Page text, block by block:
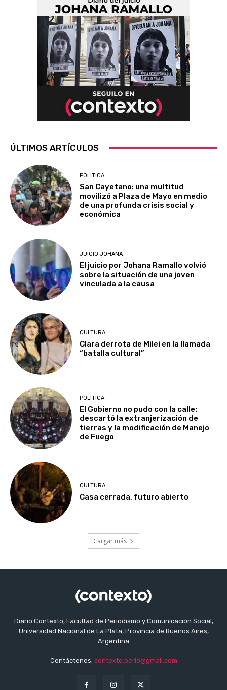
ÚLTIMOS ARTÍCULOS
POLITICA
San Cayetano: una multitud
movilizó a Plaza de Mayo en medio
de una profunda crisis social y
económica
JUICIO JOHANA
El juicio por Johana Ramallo volvió
sobre la situación de una joven
vinculada a la causa
CULTURA
Clara derrota de Milei en la llamada
“batalla cultural”
POLITICA
El Gobierno no pudo con la calle:
descartó la extranjerización de
tierras y la modificación de Manejo
de Fuego
CULTURA
Casa cerrada, futuro abierto
Cargar más
Diario Contexto, Facultad de Periodismo y Comunicación Social,
Universidad Nacional de La Plata, Provincia de Buenos Aires,
Argentina
Contáctenos: contexto.perio@gmail.com